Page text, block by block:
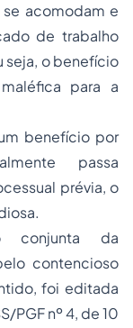
acomodam e
de trabalho
seja, o benefício
para a
benefício por
passa
prévia, o
conjunta da
contencioso
foi editada
PGF nº 4, de 10